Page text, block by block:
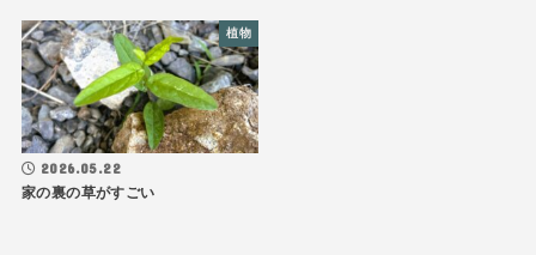
植物
2026.05.22
家の裏の草がすごい